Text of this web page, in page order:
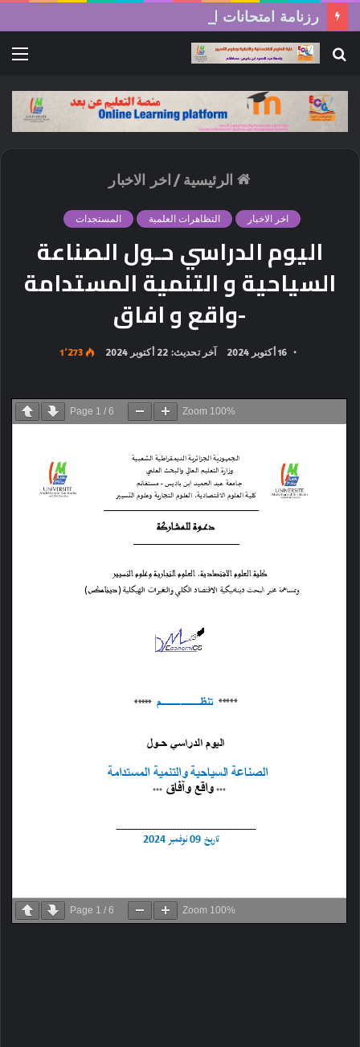
بحث
الرئيسية / اخر الاخبار
اخر الاخبار التظاهرات العلمية المستجدات
اليوم الدراسي حـول الصناعة
السياحية و التنمية المستدامة
-واقع و افاق
16 أكتوبر 2024 آخر تحديث: 22 أكتوبر 2024 1٬273
Page 1 / 6 Zoom 100%
Page 1 / 6 Zoom 100%